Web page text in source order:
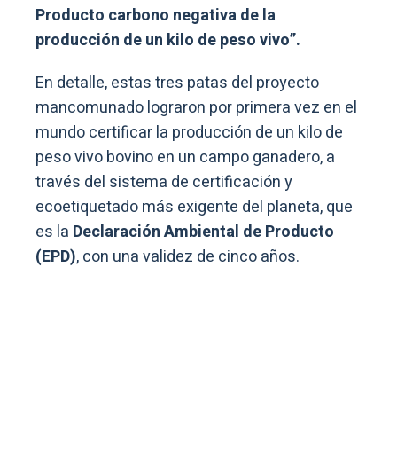
Producto carbono negativa de la
producción de un kilo de peso vivo”.
En detalle, estas tres patas del proyecto
mancomunado lograron por primera vez en el
mundo certificar la producción de un kilo de
peso vivo bovino en un campo ganadero, a
través del sistema de certificación y
ecoetiquetado más exigente del planeta, que
es la Declaración Ambiental de Producto
(EPD), con una validez de cinco años.